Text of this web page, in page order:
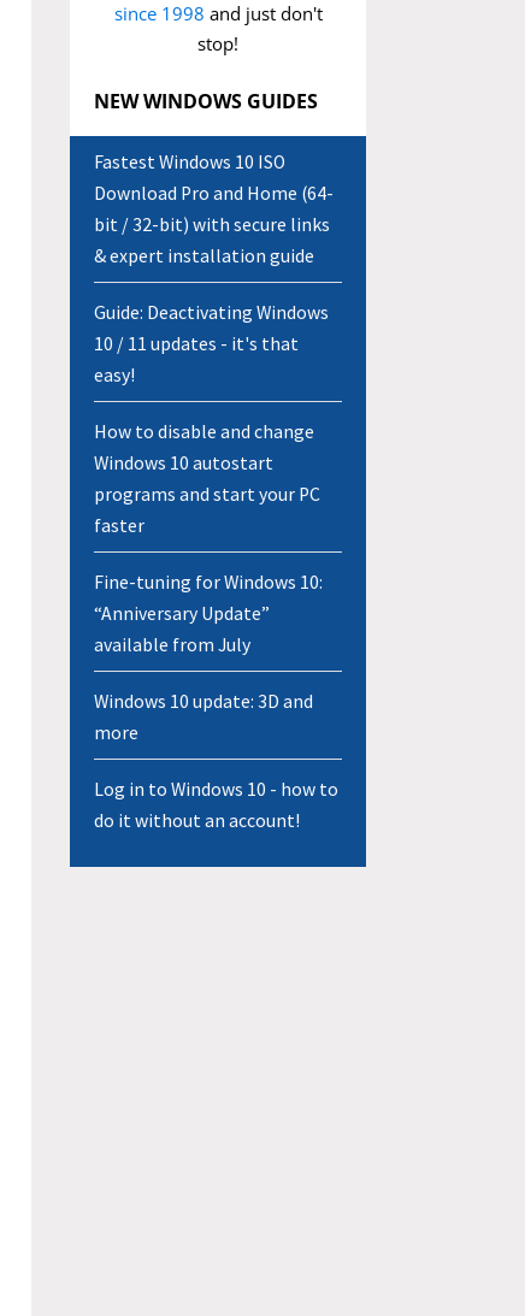
since 1998 and just don't
stop!
NEW WINDOWS GUIDES
Fastest Windows 10 ISO
Download Pro and Home (64-
bit / 32-bit) with secure links
& expert installation guide
Guide: Deactivating Windows
10 / 11 updates - it's that
easy!
How to disable and change
Windows 10 autostart
programs and start your PC
faster
Fine-tuning for Windows 10:
“Anniversary Update”
available from July
Windows 10 update: 3D and
more
Log in to Windows 10 - how to
do it without an account!